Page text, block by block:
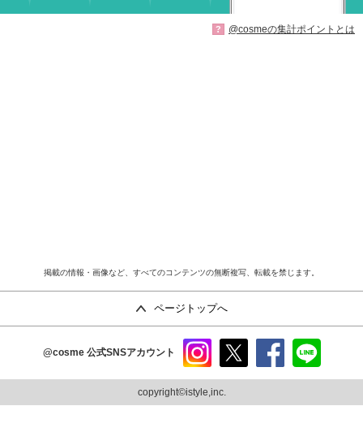
? @cosmeの集計ポイントとは
掲載の情報・画像など、すべてのコンテンツの無断複写、転載を禁じます。
ページトップへ
@cosme 公式SNSアカウント
ram
copyright©istyle,inc.